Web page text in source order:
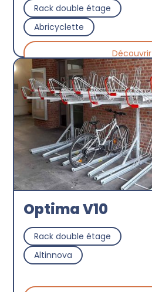
Rack double étage
Abricyclette
Découvrir
Optima V10
Rack double étage
Altinnova